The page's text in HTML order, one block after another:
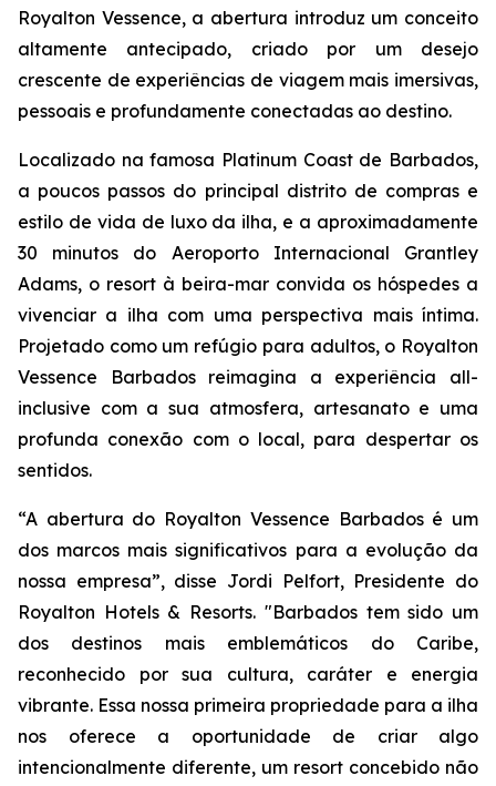
Royalton Vessence, a abertura introduz um conceito
altamente antecipado, criado por um desejo
crescente de experiências de viagem mais imersivas,
pessoais e profundamente conectadas ao destino.
Localizado na famosa Platinum Coast de Barbados,
a poucos passos do principal distrito de compras e
estilo de vida de luxo da ilha, e a aproximadamente
30 minutos do Aeroporto Internacional Grantley
Adams, o resort à beira-mar convida os hóspedes a
vivenciar a ilha com uma perspectiva mais íntima.
Projetado como um refúgio para adultos, o Royalton
Vessence Barbados reimagina a experiência all-
inclusive com a sua atmosfera, artesanato e uma
profunda conexão com o local, para despertar os
sentidos.
“A abertura do Royalton Vessence Barbados é um
dos marcos mais significativos para a evolução da
nossa empresa”, disse Jordi Pelfort, Presidente do
Royalton Hotels & Resorts. "Barbados tem sido um
dos destinos mais emblemáticos do Caribe,
reconhecido por sua cultura, caráter e energia
vibrante. Essa nossa primeira propriedade para a ilha
nos oferece a oportunidade de criar algo
intencionalmente diferente, um resort concebido não